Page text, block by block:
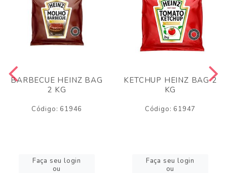
BARBECUE HEINZ BAG
2 KG
Código: 61946
Faça seu login
ou
KETCHUP HEINZ BAG 2
KG
Código: 61947
Faça seu login
ou